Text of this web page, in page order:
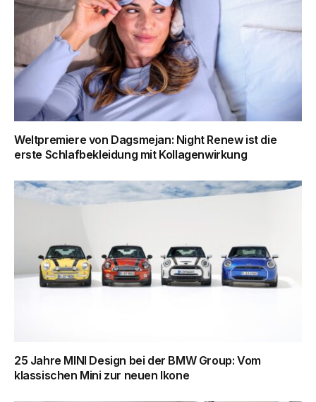
Weltpremiere von Dagsmejan: Night Renew ist die
erste Schlafbekleidung mit Kollagenwirkung
25 Jahre MINI Design bei der BMW Group: Vom
klassischen Mini zur neuen Ikone